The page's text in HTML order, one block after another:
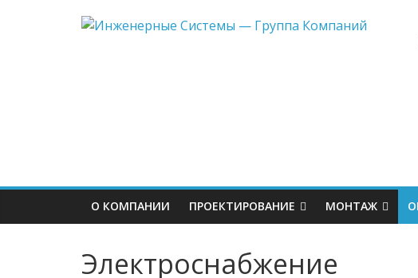
О КОМПАНИИ ПРОЕКТИРОВАНИЕ МОНТАЖ
Электроснабжение